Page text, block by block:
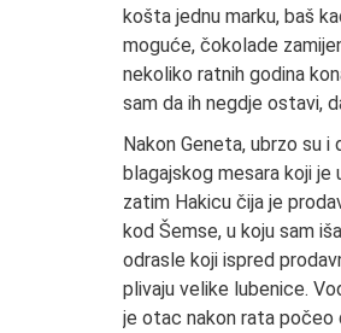
košta jednu marku, baš
moguće, čokolade
nekoliko ratnih godina
sam da ih negdje ostavi,
Nakon Geneta, ubrzo su
blagajskog mesara koji je
zatim Hakicu čija je
kod Šemse, u koju sam
odrasle koji ispred
plivaju velike lubenice.
je otac nakon rata počeo